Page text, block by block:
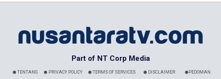
Part of NT Corp Media
TENTANG PRIVACY POLICY TERMS OF SERVICES DISCLAIMER PEDOMAN